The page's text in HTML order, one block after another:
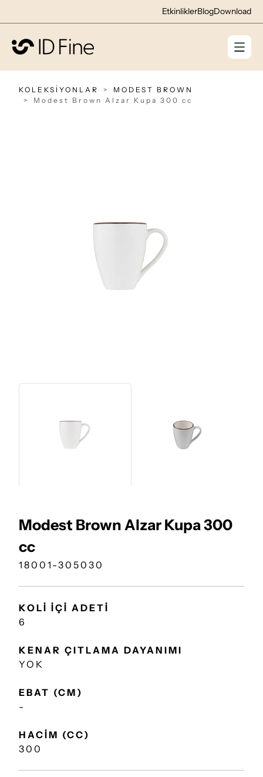
EtkinliklerBlogDownload
KOLEKSİYONLAR
MODEST BROWN
Modest Brown Alzar Kupa 300 cc
Modest Brown Alzar Kupa 300
cc
18001-305030
KOLİ İÇİ ADETİ
6
KENAR ÇITLAMA DAYANIMI
YOK
EBAT (CM)
-
HACİM (CC)
300